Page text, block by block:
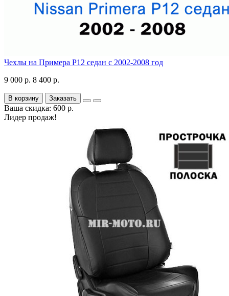
Чехлы на Примера P12 седан с 2002-2008 год
9 000 р. 8 400 р.
В корзину Заказать
Ваша скидка: 600 р.
Лидер продаж!